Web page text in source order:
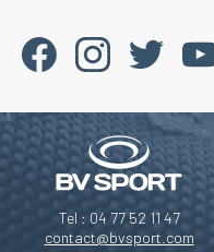
Tel : 04 77 52 11 47
contact@bvsport.com